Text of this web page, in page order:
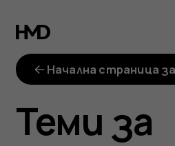
Как
мога
да
Начална страница
Теми за